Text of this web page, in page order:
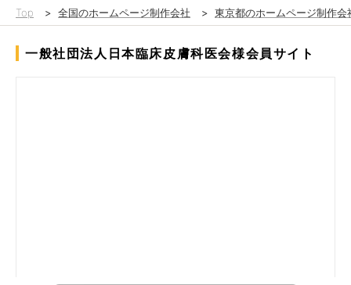
Top > 全国のホームページ制作会社 > 東京都のホームページ制作会
一般社団法人日本臨床皮膚科医会様会員サイト